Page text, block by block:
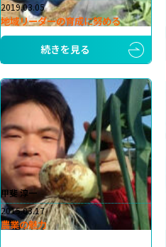
2019.03.05
地域リーダーの育成に努める
続きを見る
甲斐 淳一
2015.03.17
農業の魅力